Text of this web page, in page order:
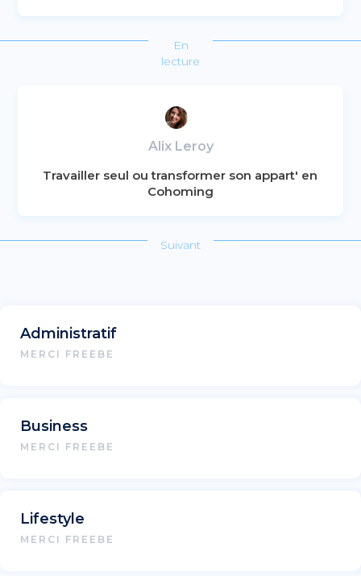
En
lecture
Alix Leroy
Travailler seul ou transformer son appart' en
Cohoming
Suivant
Administratif
MERCI FREEBE
Business
MERCI FREEBE
Lifestyle
MERCI FREEBE